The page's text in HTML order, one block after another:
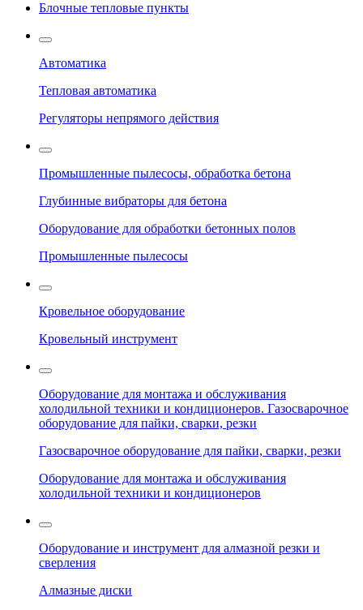
Блочные тепловые пункты
Автоматика
Тепловая автоматика
Регуляторы непрямого действия
Промышленные пылесосы, обработка бетона
Глубинные вибраторы для бетона
Оборудование для обработки бетонных полов
Промышленные пылесосы
Кровельное оборудование
Кровельный инструмент
Оборудование для монтажа и обслуживания
холодильной техники и кондиционеров. Газосварочное
оборудование для пайки, сварки, резки
Газосварочное оборудование для пайки, сварки, резки
Оборудование для монтажа и обслуживания
холодильной техники и кондиционеров
Оборудование и инструмент для алмазной резки и
сверления
Алмазные диски